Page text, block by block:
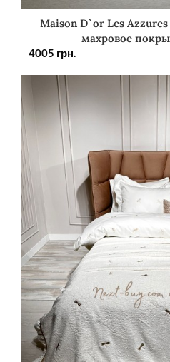
Maison D`or Les
махровое
4005 грн.